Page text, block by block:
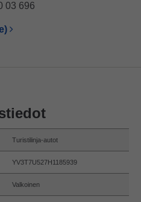
03 696
Turistilinja-autot
YV3T7U527H1185939
Valkoinen